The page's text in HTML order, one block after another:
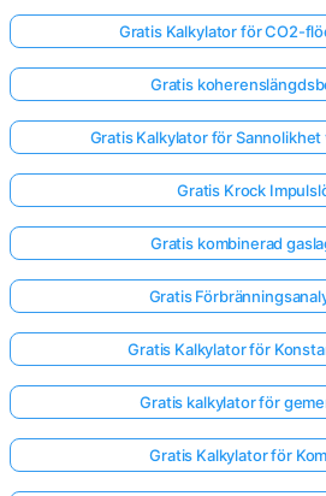
Gratis Kalkylator för CO2-
Gratis
Gratis Kalkylator för
Gratis Krock
Gratis kombinerad
Gratis
Gratis Kalkylator för
Gratis kalkylator för
Gratis Kalkylator för